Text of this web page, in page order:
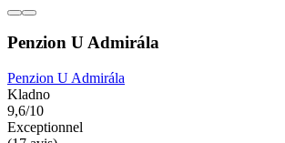
Penzion U Admirála
Penzion U Admirála
Kladno
9,6/10
Exceptionnel